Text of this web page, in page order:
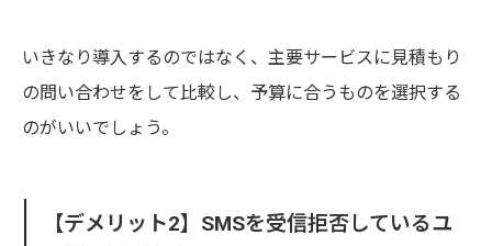
いきなり導入するのではなく、主要サービスに見積もり
の問い合わせをして比較し、予算に合うものを選択する
のがいいでしょう。
【デメリット2】SMSを受信拒否しているユ